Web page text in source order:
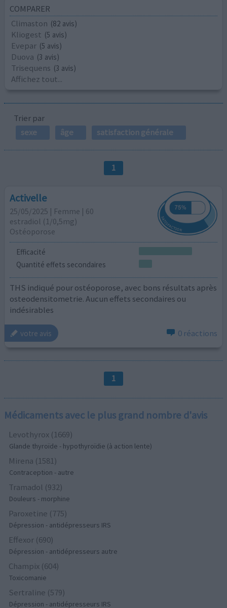
COMPARER
Climaston (82 avis)
Kliogest (5 avis)
Evepar (5 avis)
Duova (3 avis)
Trisequens (3 avis)
Affichez tout...
Trier par
sexe
âge satisfaction générale
1
Activelle
25/05/2025 | Femme | 60
estradiol (1/0,5mg)
Ostéoporose
Efficacité
Quantité effets secondaires
THS indiqué pour ostéoporose, avec bons résultats après
osteodensitometrie. Aucun effets secondaires ou
indésirables
votre avis 0 réactions
1
Médicaments avec le plus grand nombre d'avis
Levothyrox (1669)
Glande thyroïde - hypothyroïdie (à action lente)
Mirena (1581)
Contraception - autre
Tramadol (932)
Douleurs - morphine
Paroxetine (775)
Dépression - antidépresseurs IRS
Effexor (690)
Dépression - antidépresseurs autre
Champix (604)
Toxicomanie
Sertraline (579)
Dépression - antidépresseurs IRS